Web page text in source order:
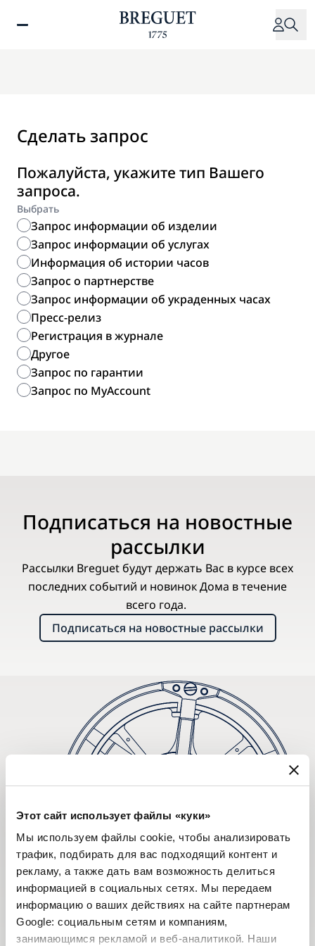
Этот сайт использует файлы «куки»
Мы используем файлы cookie, чтобы анализировать
трафик, подбирать для вас подходящий контент и
рекламу, а также дать вам возможность делиться
информацией в социальных сетях. Мы передаем
информацию о ваших действиях на сайте партнерам
Google: социальным сетям и компаниям,
занимающимся рекламой и веб-аналитикой. Наши
Сделать запрос
Пожалуйста, укажите тип Вашего
запроса.
Выбрать
Запрос информации об изделии
Запрос информации об услугах
Информация об истории часов
Запрос о партнерстве
Запрос информации об украденных часах
Пресс-релиз
Регистрация в журнале
Другое
Запрос по гарантии
Запрос по MyAccount
Подписаться на новостные
рассылки
Рассылки Breguet будут держать Вас в курсе всех
последних событий и новинок Дома в течение
всего года.
Подписаться на новостные рассылки